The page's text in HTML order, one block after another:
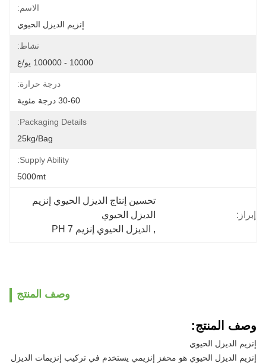
الاسم:
إنزيم الديزل الحيوي
نشاط:
10000 - 100000 يو/غ
درجة حرارة:
30-60 درجة مئوية
Packaging Details:
25kg/bag
Supply Ability:
5000mt
إبراز:
الديزل الحيوي
, الديزل الحيوي إنزيم PH 7
وصف المنتج
وصف المنتج:
إنزيم الديزل الحيوي
إنزيم الديزل الحيوي هو محفز إنزيمي يستخدم في تركيب إنزيمات الديزل